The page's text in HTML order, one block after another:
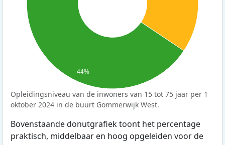
44%
Opleidingsniveau van de inwoners van 15 tot 75 jaar per 1
oktober 2024 in de buurt Gommerwijk West.
Bovenstaande donutgrafiek toont het percentage
praktisch, middelbaar en hoog opgeleiden voor de